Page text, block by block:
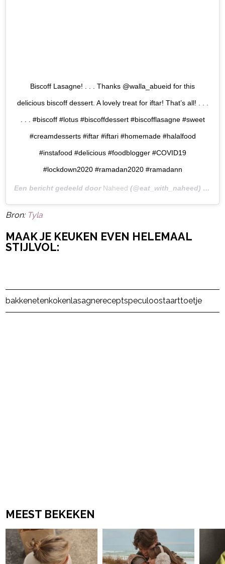
Biscoff Lasagne! . . . Thanks @walla_abueid for this
delicious biscoff dessert. A lovely treat for iftar! That’s all! . . .
. . . #biscoff #lotus #biscoffdessert #biscofflasagne #sweet
#creamdesserts #iftar #iftari #homemade #halalfood
#instafood #delicious #foodblogger #COVID19
#lockdown2020 #ramadan2020 #ramadann
Een bericht gedeeld door Naheed (@eat_with_naheed) op
Bron: Tyla
MAAK JE KEUKEN EVEN HELEMAAL
STIJLVOL:
bakkenetenkokenlasagnereceptspeculoostaarttoetje
MEEST BEKEKEN